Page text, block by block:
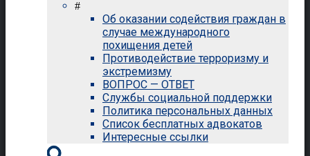
#
Об оказании содействия граждан в
случае международного
похищения детей
Противодействие терроризму и
экстремизму
ВОПРОС — ОТВЕТ
Службы социальной поддержки
Политика персональных данных
Список бесплатных адвокатов
Интересные ссылки